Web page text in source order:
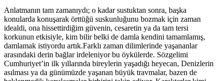
Anlatmanın tam zamanıydı; o kadar sustuktan sonra, başka
konularda konuşarak örttüğü suskunluğunu bozmak için zaman
idealdi, ona hissettirdiğim güvenin, cesaretin ya da tam tersi
korkunun etkisiyle, kim bilir belki de damla kendini tamamlamış,
damlamak istiyordu artık.Farklı zaman dilimlerinde yaşananlar
arasındaki derin bağlar irdeleniyor bu öykülerde. Sözgelimi
Cumhuriyet’in ilk yıllarında bireylerin yaşadığı heyecan, Denizlerin
asılması ya da günümüzde yaşanan büyük travmalar, bazen de